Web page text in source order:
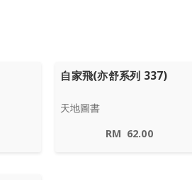
自家飛(亦舒系列 337)
天地圖書
RM 62.00